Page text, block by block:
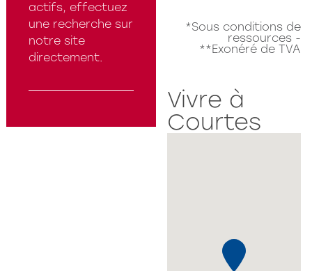
actifs, effectuez
une recherche sur
notre site
directement.
*Sous conditions de
ressources -
**Exonéré de TVA
Vivre à
Courtes